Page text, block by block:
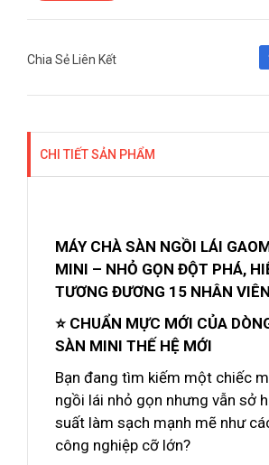
Chia Sẻ Liên Kết
CHI TIẾT SẢN PHẨM
MÁY CHÀ SÀN NGỒI LÁI
MINI – NHỎ GỌN ĐỘT PHÁ,
TƯƠNG ĐƯƠNG 15 NHÂN
⭐ CHUẨN MỰC MỚI CỦA
SÀN MINI THẾ HỆ MỚI
Bạn đang tìm kiếm một chiếc
ngồi lái nhỏ gọn nhưng vẫn sở
suất làm sạch mạnh mẽ như
công nghiệp cỡ lớn?